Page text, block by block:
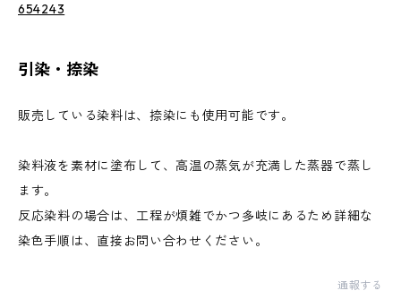
654243
引染・捺染
販売している染料は、捺染にも使用可能です。
染料液を素材に塗布して、高温の蒸気が充満した蒸器で蒸し
ます。
反応染料の場合は、工程が煩雑でかつ多岐にあるため詳細な
染色手順は、直接お問い合わせください。
通報する